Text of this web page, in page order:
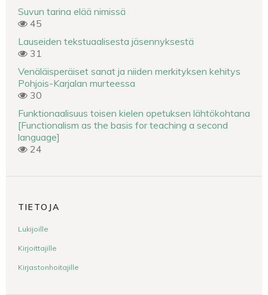
Suvun tarina elää nimissä
45
Lauseiden tekstuaalisesta jäsennyksestä
31
Venäläisperäiset sanat ja niiden merkityksen kehitys
Pohjois-Karjalan murteessa
30
Funktionaalisuus toisen kielen opetuksen lähtökohtana
[Functionalism as the basis for teaching a second
language]
24
TIETOJA
Lukijoille
Kirjoittajille
Kirjastonhoitajille